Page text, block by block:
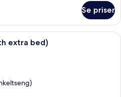
Se priser
Et soveværelse med en seng, et
extra bed)